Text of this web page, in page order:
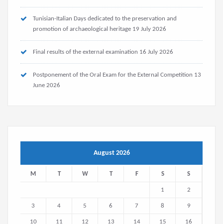
Tunisian-Italian Days dedicated to the preservation and
promotion of archaeological heritage 19 July 2026
Final results of the external examination 16 July 2026
Postponement of the Oral Exam for the External Competition 13
June 2026
August 2026
M T W T F S S
1 2
3 4 5 6 7 8 9
10 11 12 13 14 15 16